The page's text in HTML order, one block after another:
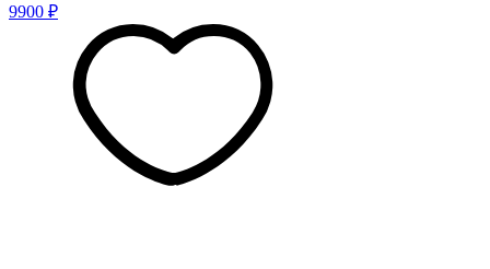
9900 ₽